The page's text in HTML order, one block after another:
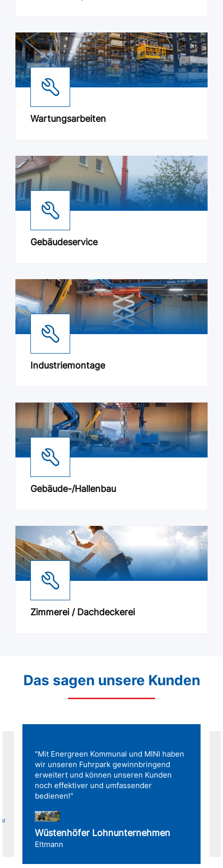
Wartungsarbeiten
Gebäudeservice
Industriemontage
Gebäude-/Hallenbau
Zimmerei / Dachdeckerei
Das sagen unsere Kunden
"Mit Energreen Kommunal und MINI haben
wir unseren Fuhrpark gewinnbringend
erweitert und können unseren Kunden
noch effektiver und umfassender
bedienen!"
Wüstenhöfer Lohnunternehmen
Eltmann